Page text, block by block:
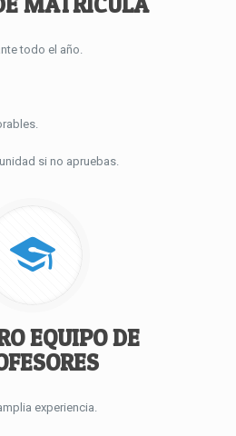
todo el año.
si no apruebas.
EQUIPO DE
experiencia.